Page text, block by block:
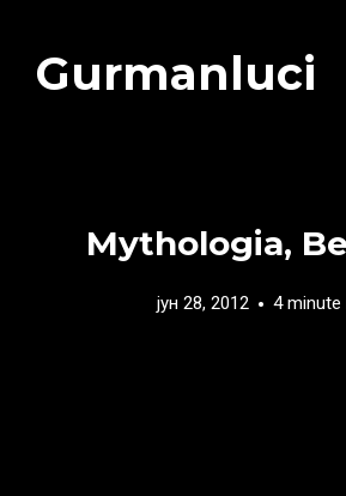
Gurmanluci
Mythologia,
јун 28, 2012 4 minute